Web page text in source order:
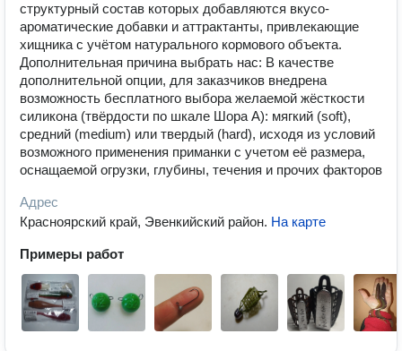
структурный состав которых добавляются вкусо-
ароматические добавки и аттрактанты, привлекающие
хищника с учётом натурального кормового объекта.
Дополнительная причина выбрать нас: В качестве
дополнительной опции, для заказчиков внедрена
возможность бесплатного выбора желаемой жёсткости
силикона (твёрдости по шкале Шора А): мягкий (soft),
средний (medium) или твердый (hard), исходя из условий
возможного применения приманки с учетом её размера,
оснащаемой огрузки, глубины, течения и прочих факторов
Адрес
Красноярский край, Эвенкийский район. На карте
Примеры работ